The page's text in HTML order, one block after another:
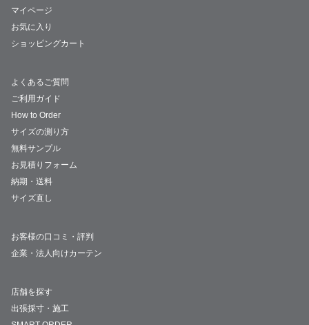
マイページ
お気に入り
ショッピングカート
よくあるご質問
ご利用ガイド
How to Order
サイズの測り方
無料サンプル
お見積りフォーム
納期・送料
サイズ直し
お客様の口コミ・評判
企業・法人向けカーテン
店舗を探す
出張採寸・施工